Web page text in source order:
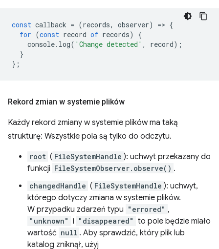
const callback = (records, observer) => {
for (const record of records)
{
console. log( 'Change detected' , record);
}
};
Rekord zmian w systemie plików
Każdy rekord zmiany w systemie plików ma taką
strukturę: Wszystkie pola są tylko do odczytu.
root ( FileSystemHandle ): uchwyt przekazany do
funkcji FileSystemObserver.observe() .
changedHandle ( FileSystemHandle ): uchwyt,
którego dotyczy zmiana w systemie plików.
W przypadku zdarzeń typu "errored" ,
"unknown" i "disappeared" to pole będzie miało
wartość null . Aby sprawdzić, który plik lub
katalog zniknął, użyj